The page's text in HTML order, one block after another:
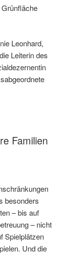
Leonhard,
Leiterin des
Familien
besonders
– bis auf
– nicht
Spielplätzen
Und die